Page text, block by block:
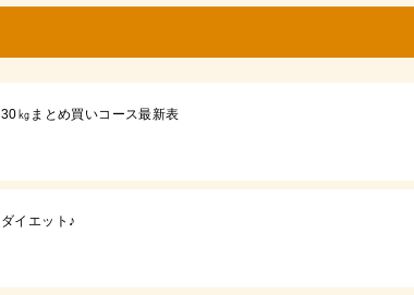
30㎏まとめ買いコース最新表
ダイエット♪